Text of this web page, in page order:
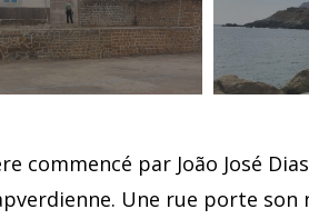
commencé par João José
Une rue porte son